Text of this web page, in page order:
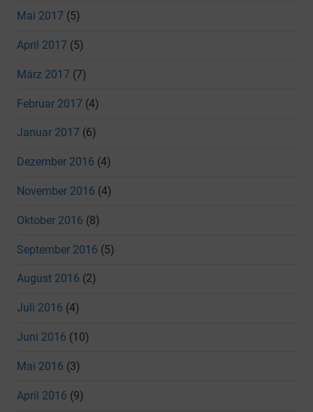
Mai 2017 (5)
April 2017 (5)
März 2017 (7)
Februar 2017 (4)
Januar 2017 (6)
Dezember 2016 (4)
November 2016 (4)
Oktober 2016 (8)
September 2016 (5)
August 2016 (2)
Juli 2016 (4)
Juni 2016 (10)
Mai 2016 (3)
April 2016 (9)